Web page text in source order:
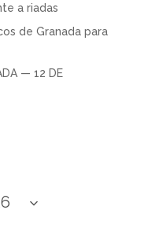
a riadas
de Granada para
— 12 DE